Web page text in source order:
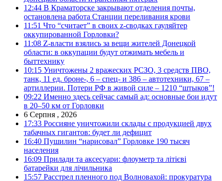
12:44 В Краматорске закрывают отделения почты,
остановлена работа Станции переливания крови
11:51 Что “считает” в своих z-сводках гауляйтер
оккупированной Горловки?
11:08 Z-власти взялись за вещи жителей Донецкой
области: в оккупации будут отжимать мебель и
быттехнику
10:15 Уничтожены 2 вражеских РСЗО, 3 средств ПВО,
танк, 11 ед. броне-, 6 – спец- и 386 – автотехники, 67 –
артиллерии. Потери РФ в живой силе – 1210 “штыков”!
09:22 Именно здесь сейчас самый ад: основные бои идут
в 20–50 км от Горловки
6 Серпня , 2026
17:33 Россияне уничтожили склады с продукцией двух
табачных гигантов: будет ли дефицит
16:40 Пушилин “нарисовал” Горловке 190 тысяч
населения
16:09 Прилади та аксесуари: флоуметр та літієві
батарейки для лічильника
15:57 Расстрел пленного под Волновахой: прокуратура